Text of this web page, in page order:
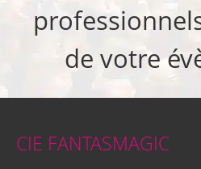
de votre
CIE FANTASMAGIC